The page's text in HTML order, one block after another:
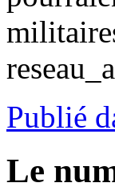
Publié
Le